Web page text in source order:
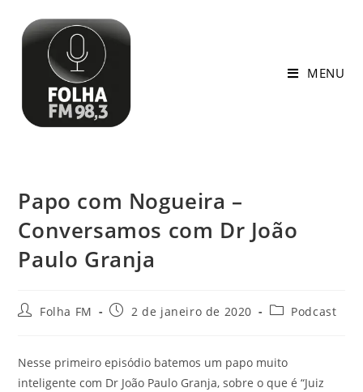
MENU
Papo com Nogueira –
Conversamos com Dr João
Paulo Granja
Folha FM 2 de janeiro de 2020 Podcast
Nesse primeiro episódio batemos um papo muito
inteligente com Dr João Paulo Granja, sobre o que é “Juiz